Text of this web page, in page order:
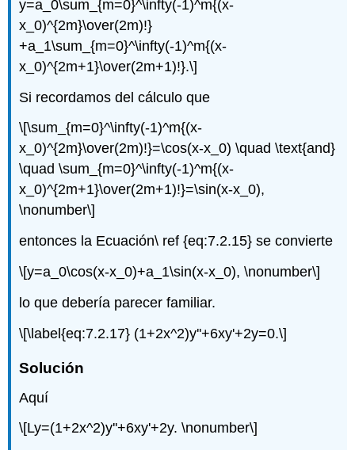
y=a_0\sum_{m=0}^\infty(-1)^m{(x-
x_0)^{2m}\over(2m)!}
+a_1\sum_{m=0}^\infty(-1)^m{(x-
x_0)^{2m+1}\over(2m+1)!}.\]
Si recordamos del cálculo que
\[\sum_{m=0}^\infty(-1)^m{(x-
x_0)^{2m}\over(2m)!}=\cos(x-x_0) \quad \text{and}
\quad \sum_{m=0}^\infty(-1)^m{(x-
x_0)^{2m+1}\over(2m+1)!}=\sin(x-x_0),
\nonumber\]
entonces la Ecuación\ ref {eq:7.2.15} se convierte
\[y=a_0\cos(x-x_0)+a_1\sin(x-x_0), \nonumber\]
lo que debería parecer familiar.
\[\label{eq:7.2.17} (1+2x^2)y''+6xy'+2y=0.\]
Solución
Aquí
\[Ly=(1+2x^2)y''+6xy'+2y. \nonumber\]